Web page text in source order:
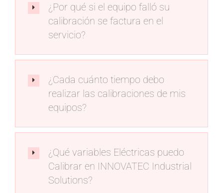
¿Por qué si el equipo falló su
calibración se factura en el
servicio?
¿Cada cuánto tiempo debo
realizar las calibraciones de mis
equipos?
¿Qué variables Eléctricas puedo
Calibrar en INNOVATEC Industrial
Solutions?